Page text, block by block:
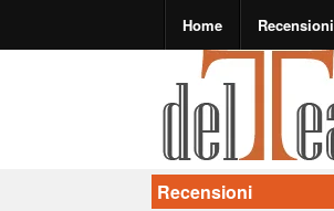
Home Recensioni
Recensioni